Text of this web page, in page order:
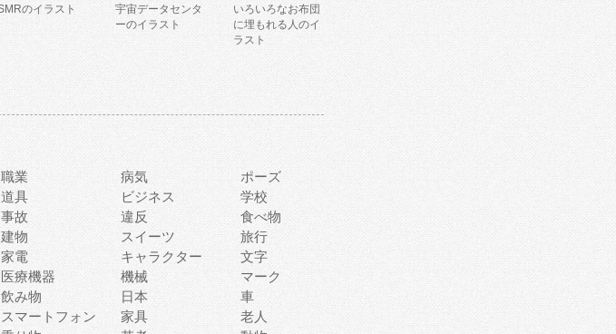
のイラスト
宇宙データセンタ
ーのイラスト
いろいろなお布団
に埋もれる人のイ
ラスト
職業 病気
ポーズ
道具 ビジネス
学校
事故 違反
食べ物
建物 スイーツ
旅行
家電 キャラクター
文字
医療機器 機械
マーク
飲み物 日本
車
スマートフォン 家具
老人